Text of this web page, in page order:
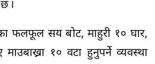
।
फलफूल सय बोट, माहुरी १० घार,
माउबाख्रा १० वटा हुनुपर्ने व्यवस्था